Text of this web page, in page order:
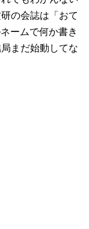
の会誌は「おて
ームで何か書き
まだ始動してな